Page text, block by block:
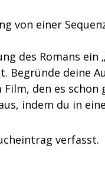
von einer
des Romans ein
Begründe deine
Film, den es
indem du in
verfasst.